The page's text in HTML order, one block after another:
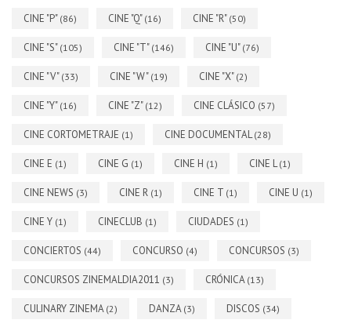
CINE "P" (86) CINE "Q" (16) CINE "R" (50)
CINE "S" (105) CINE "T" (146) CINE "U" (76)
CINE "V" (33) CINE "W" (19) CINE "X" (2)
CINE "Y" (16) CINE "Z" (12) CINE CLÁSICO (57)
CINE CORTOMETRAJE (1) CINE DOCUMENTAL(28)
CINE E (1) CINE G (1) CINE H (1) CINE L(1)
CINE NEWS (3) CINE R (1) CINE T (1) CINE U (1)
CINE Y (1) CINECLUB (1) CIUDADES (1)
CONCIERTOS (44) CONCURSO (4) CONCURSOS (3)
CONCURSOS ZINEMALDIA2011 (3) CRÓNICA (13)
CULINARY ZINEMA (2) DANZA (3) DISCOS (34)